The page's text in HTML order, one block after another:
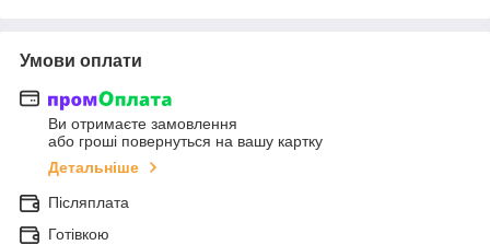
Умови оплати
Ви отримаєте замовлення
або гроші повернуться на вашу картку
Детальніше
Післяплата
Готівкою